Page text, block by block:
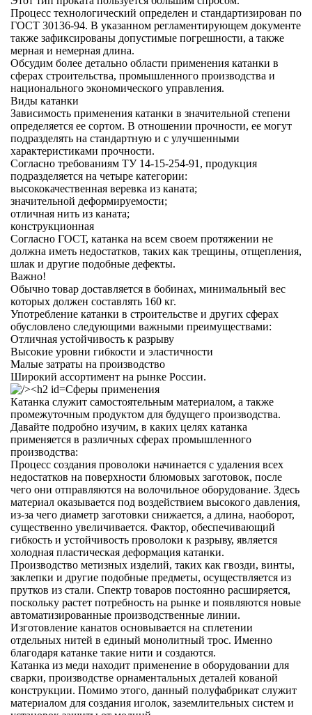
Процесс технологический определен и стандартизирован по
ГОСТ 30136-94. В указанном регламентирующем документе
также зафиксированы допустимые погрешности, а также
мерная и немерная длина.
Обсудим более детально области применения катанки в
сферах строительства, промышленного производства и
национального экономического управления.
Виды катанки
Зависимость применения катанки в значительной степени
определяется ее сортом. В отношении прочности, ее могут
подразделять на стандартную и с улучшенными
характеристиками прочности.
Согласно требованиям ТУ 14-15-254-91, продукция
подразделяется на четыре категории:
высококачественная веревка из каната;
значительной деформируемости;
отличная нить из каната;
конструкционная
Согласно ГОСТ, катанка на всем своем протяжении не
должна иметь недостатков, таких как трещины, отщепления,
шлак и другие подобные дефекты.
Важно!
Обычно товар доставляется в бобинах, минимальный вес
которых должен составлять 160 кг.
Употребление катанки в строительстве и других сферах
обусловлено следующими важными преимуществами:
Отличная устойчивость к разрыву
Высокие уровни гибкости и эластичности
Малые затраты на производство
Широкий ассортимент на рынке России.
Сферы применения
Катанка служит самостоятельным материалом, а также
промежуточным продуктом для будущего производства.
Давайте подробно изучим, в каких целях катанка
применяется в различных сферах промышленного
производства:
Процесс создания проволоки начинается с удаления всех
недостатков на поверхности блюмовых заготовок, после
чего они отправляются на волочильное оборудование. Здесь
материал оказывается под воздействием высокого давления,
из-за чего диаметр заготовки снижается, а длина, наоборот,
существенно увеличивается. Фактор, обеспечивающий
гибкость и устойчивость проволоки к разрыву, является
холодная пластическая деформация катанки.
Производство метизных изделий, таких как гвозди, винты,
заклепки и другие подобные предметы, осуществляется из
прутков из стали. Спектр товаров постоянно расширяется,
поскольку растет потребность на рынке и появляются новые
автоматизированные производственные линии.
Изготовление канатов основывается на сплетении
отдельных нитей в единый монолитный трос. Именно
благодаря катанке такие нити и создаются.
Катанка из меди находит применение в оборудовании для
сварки, производстве орнаментальных деталей кованой
конструкции. Помимо этого, данный полуфабрикат служит
материалом для создания иголок, заземлительных систем и